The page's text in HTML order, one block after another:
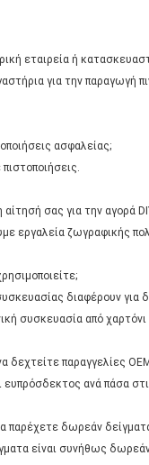
εταιρεία ή
για την παραγωγή
ασφαλείας;
αίτησή σας για την αγορά
εργαλεία ζωγραφικής
διαφέρουν
συσκευασία από
δεχτείτε παραγγελίες
ευπρόσδεκτος ανά πάσα
παρέχετε δωρεάν
είναι συνήθως